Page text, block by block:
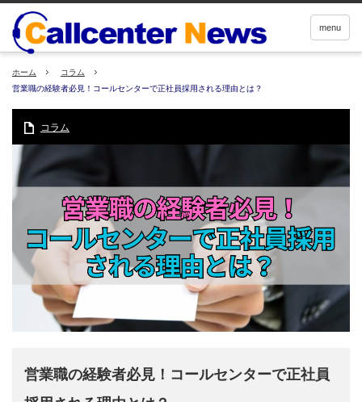
menu
ホーム
コラム
営業職の経験者必見！コールセンターで正社員採用される理由とは？
コラム
営業職の経験者必見！コールセンターで正社員